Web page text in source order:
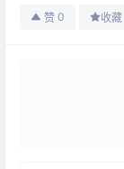
赞 0 收藏